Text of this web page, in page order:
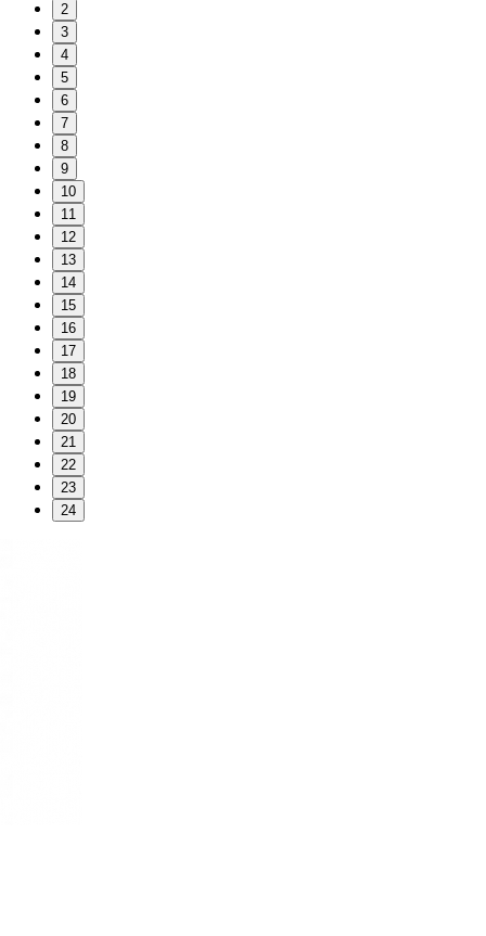
2
3
4
5
6
7
8
9
10
11
12
13
14
15
16
17
18
19
20
21
22
23
24